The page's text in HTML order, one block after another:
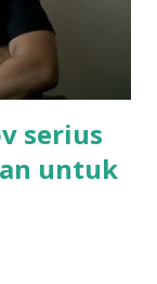
saat
juta dan waktu
serius
untuk